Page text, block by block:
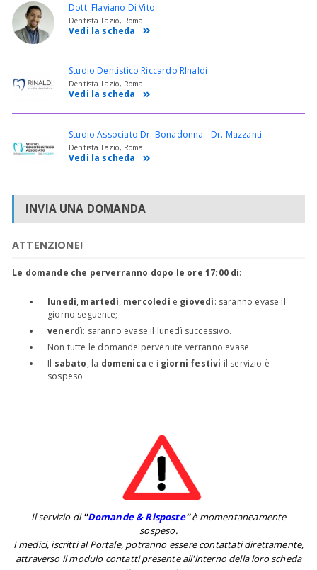
Dott. Flaviano Di Vito
Dentista Lazio, Roma
Vedi la scheda
Studio Dentistico Riccardo RInaldi
Dentista Lazio, Roma
Vedi la scheda
Studio Associato Dr. Bonadonna - Dr. Mazzanti
Dentista Lazio, Roma
Vedi la scheda
INVIA UNA DOMANDA
ATTENZIONE!
Le domande che perverranno dopo le ore 17:00 di:
lunedì, martedì, mercoledì e giovedì: saranno evase il
giorno seguente;
venerdì: saranno evase il lunedì successivo.
Non tutte le domande pervenute verranno evase.
Il sabato, la domenica e i giorni festivi il servizio è
sospeso
Il servizio di''Domande & Risposte''è momentaneamente
sospeso.
I medici, iscritti al Portale, potranno essere contattati direttamente,
attraverso il modulo contatti presente all'interno della loro scheda